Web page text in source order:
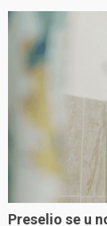
Preselio se u